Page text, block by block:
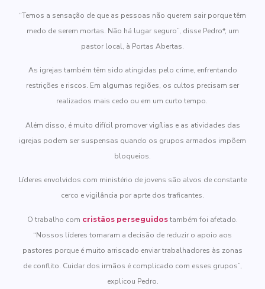
“Temos a sensação de que as pessoas não querem sair porque têm
medo de serem mortas. Não há lugar seguro”, disse Pedro*, um
pastor local, à Portas Abertas.
As igrejas também têm sido atingidas pelo crime, enfrentando
restrições e riscos. Em algumas regiões, os cultos precisam ser
realizados mais cedo ou em um curto tempo.
Além disso, é muito difícil promover vigílias e as atividades das
igrejas podem ser suspensas quando os grupos armados impõem
bloqueios.
Líderes envolvidos com ministério de jovens são alvos de constante
cerco e vigilância por aprte dos traficantes.
O trabalho com cristãos perseguidos também foi afetado.
“Nossos líderes tomaram a decisão de reduzir o apoio aos
pastores porque é muito arriscado enviar trabalhadores às zonas
de conflito. Cuidar dos irmãos é complicado com esses grupos”,
explicou Pedro.